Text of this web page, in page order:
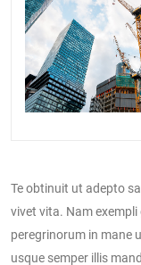
Te obtinuit ut adepto
vivet vita. Nam
peregrinorum in mane
usque semper illis